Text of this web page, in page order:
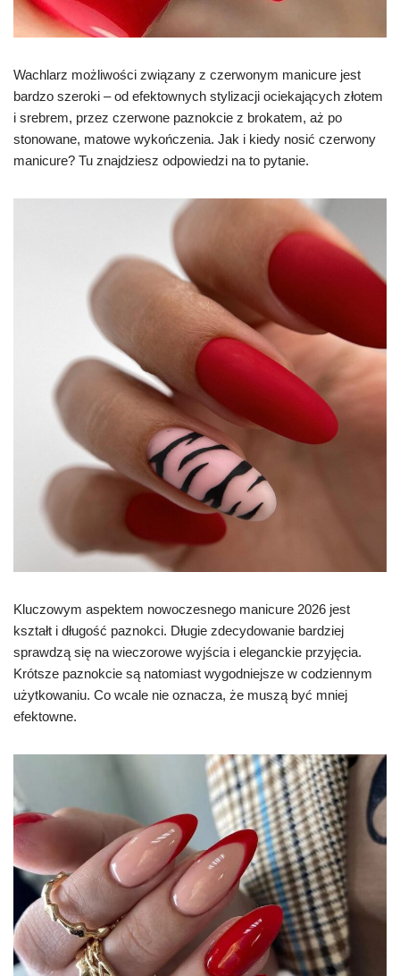
Wachlarz możliwości związany z czerwonym manicure jest
bardzo szeroki – od efektownych stylizacji ociekających złotem
i srebrem, przez czerwone paznokcie z brokatem, aż po
stonowane, matowe wykończenia. Jak i kiedy nosić czerwony
manicure? Tu znajdziesz odpowiedzi na to pytanie.
Kluczowym aspektem nowoczesnego manicure 2026 jest
kształt i długość paznokci. Długie zdecydowanie bardziej
sprawdzą się na wieczorowe wyjścia i eleganckie przyjęcia.
Krótsze paznokcie są natomiast wygodniejsze w codziennym
użytkowaniu. Co wcale nie oznacza, że muszą być mniej
efektowne.